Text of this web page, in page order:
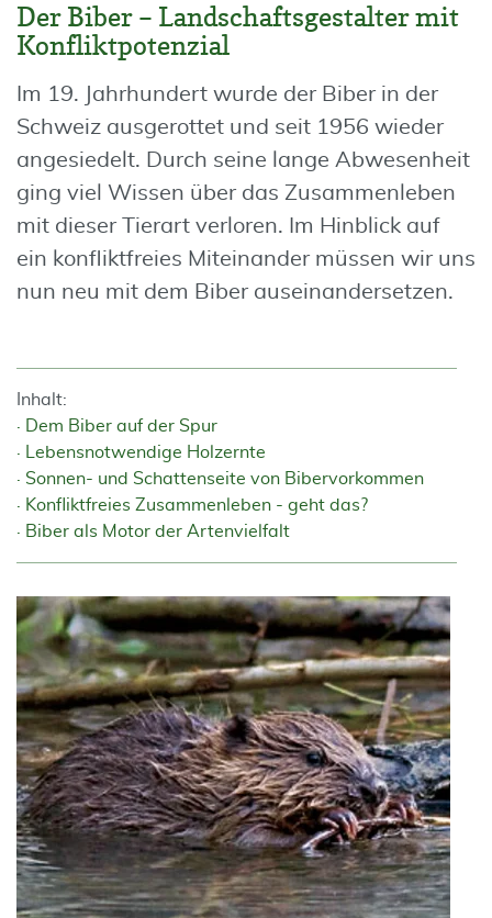
Der Biber – Landschaftsgestalter mit
Konfliktpotenzial
Im 19. Jahrhundert wurde der Biber in der
Schweiz ausgerottet und seit 1956 wieder
angesiedelt. Durch seine lange Abwesenheit
ging viel Wissen über das Zusammenleben
mit dieser Tierart verloren. Im Hinblick auf
ein konfliktfreies Miteinander müssen wir uns
nun neu mit dem Biber auseinandersetzen.
Inhalt:
Dem Biber auf der Spur
Lebensnotwendige Holzernte
Sonnen- und Schattenseite von Bibervorkommen
Konfliktfreies Zusammenleben - geht das?
Biber als Motor der Artenvielfalt